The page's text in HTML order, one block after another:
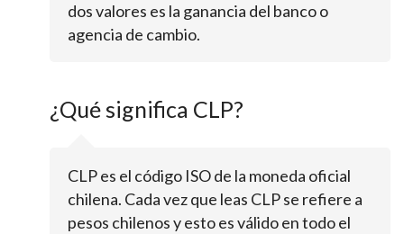
dos valores es la ganancia del banco o
agencia de cambio.
¿Qué significa CLP?
CLP es el código ISO de la moneda oficial
chilena. Cada vez que leas CLP se refiere a
pesos chilenos y esto es válido en todo el